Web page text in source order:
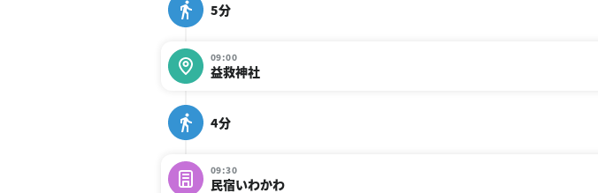
5分
09:00
益救神社
4分
09:30
民宿いわかわ